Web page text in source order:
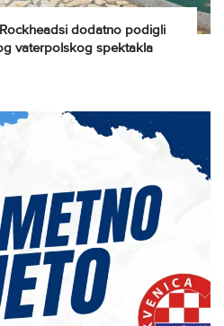
dodatno podigli
vaterpolskog spektakla